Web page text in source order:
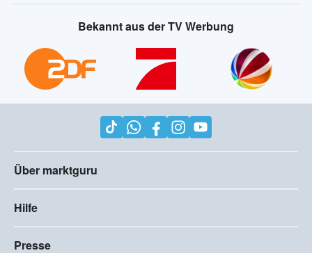
Bekannt aus der TV Werbung
Über marktguru
Hilfe
Presse